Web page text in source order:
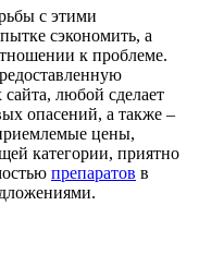
с этими
сэкономить, а
к проблеме.
сайта, любой сделает
опасений, а также –
цены,
категории, приятно
препаратов в